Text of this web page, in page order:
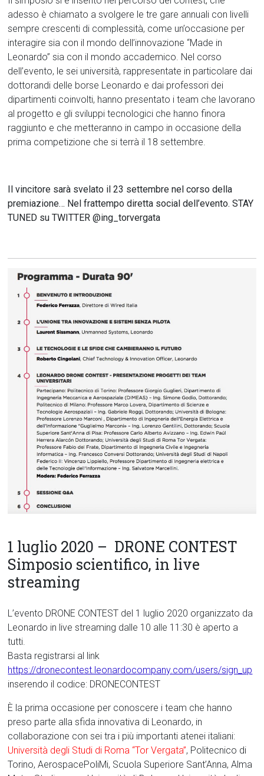
adesso è chiamato a svolgere le tre gare annuali con livelli
sempre crescenti di complessità, come un’occasione per
interagire sia con il mondo dell’innovazione “Made in
Leonardo” sia con il mondo accademico. Nel corso
dell’evento, le sei università, rappresentate in particolare dai
dottorandi delle borse Leonardo e dai professori dei
dipartimenti coinvolti, hanno presentato i team che lavorano
al progetto e gli sviluppi tecnologici che hanno finora
raggiunto e che metteranno in campo in occasione della
prima competizione che si terrà il 18 settembre.
Il vincitore sarà svelato il 23 settembre nel corso della
premiazione… Nel frattempo diretta social dell’evento. STAY
TUNED su TWITTER @ing_torvergata
1 luglio 2020 – DRONE CONTEST
Simposio scientifico, in live
streaming
L’evento DRONE CONTEST del 1 luglio 2020 organizzato da
Leonardo in live streaming dalle 10 alle 11:30 è aperto a
tutti.
Basta registrarsi al link
https://dronecontest.leonardocompany.com/users/sign_up
inserendo il codice: DRONECONTEST
È la prima occasione per conoscere i team che hanno
preso parte alla sfida innovativa di Leonardo, in
collaborazione con sei tra i più importanti atenei italiani:
Università degli Studi di Roma “Tor Vergata”, Politecnico di
Torino, AerospacePoliMi, Scuola Superiore Sant’Anna, Alma